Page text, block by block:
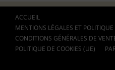
ACCUEIL
MENTIONS LÉGALES ET
CONDITIONS GÉNÉRALES DE
POLITIQUE DE COOKIES (UE)